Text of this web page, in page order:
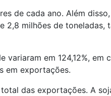
de cada ano. Além
2,8 milhões de toneladas,
em 124,12%, em
em exportações.
das exportações. A